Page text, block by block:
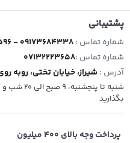
پشتیبانی
شماره تماس :- 09173684338
شماره تماس :07132223658
آدرس :شیراز، خیابان تختی، روبه روی بانک
شنبه تا
بگذارید
پرداخت وجه بالای 400 میلیون